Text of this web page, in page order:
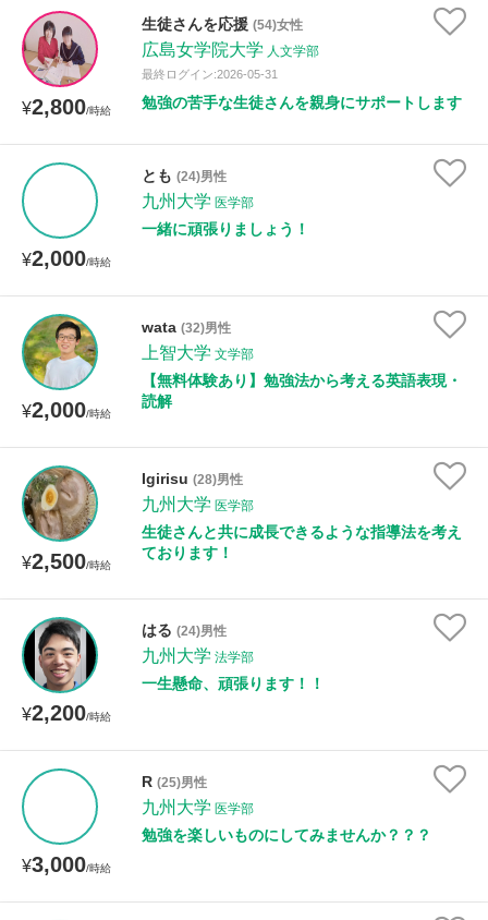
¥2,800/時給
生徒さんを応援 (54)女性
広島女学院大学 人文学部
最終ログイン:2026-05-31
勉強の苦手な生徒さんを親身にサポートします
¥2,000/時給
とも (24)男性
九州大学 医学部
一緒に頑張りましょう！
¥2,000/時給
wata (32)男性
上智大学 文学部
【無料体験あり】勉強法から考える英語表現・
読解
¥2,500/時給
Igirisu (28)男性
九州大学 医学部
生徒さんと共に成長できるような指導法を考え
ております！
¥2,200/時給
はる (24)男性
九州大学 法学部
一生懸命、頑張ります！！
¥3,000/時給
R (25)男性
九州大学 医学部
勉強を楽しいものにしてみませんか？？？